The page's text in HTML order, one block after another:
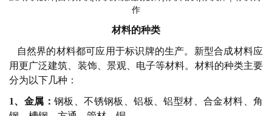
材料的种类
自然界的材料都可应用于标识牌的生产。新型合成材料应
用更广泛建筑、装饰、景观、电子等材料。材料的种类主要
分为以下几种：
1、 金属：钢板、不锈钢板、铝板、铝型材、合金材料、角